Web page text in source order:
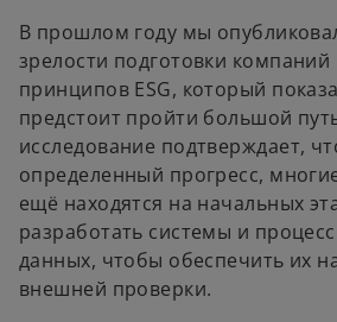
В прошлом году мы
зрелости подготовки
принципов ESG, который
предстоит пройти большой
исследование подтверждает,
определенный прогресс,
ещё находятся на начальных
разработать системы и
данных, чтобы обеспечить их
внешней проверки.